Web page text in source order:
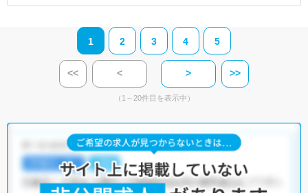
1 2 3 4 5
<< < > >>
（1～20件目を表示中）